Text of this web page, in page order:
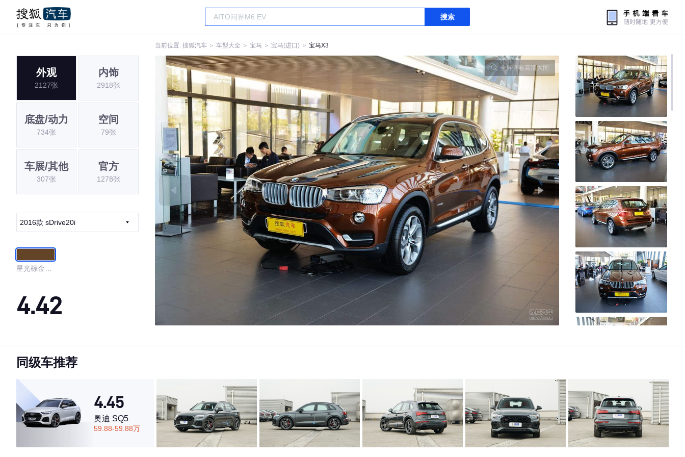
搜索
当前位置: 搜狐汽车 ＞ 车型大全 ＞ 宝马 ＞ 宝马(进口) ＞ 宝马X3
外观
2127张
内饰
2918张
底盘/动力
734张
空间
79张
车展/其他
307张
官方
1278张
2016款 sDrive20i
星光棕金属
4.42
·内饰表现一般，低于86%同级车
·空间表现一般，低于71%同级车
全屏查看高清大图
同级车推荐
4.45
奥迪 SQ5
59.88-59.88万